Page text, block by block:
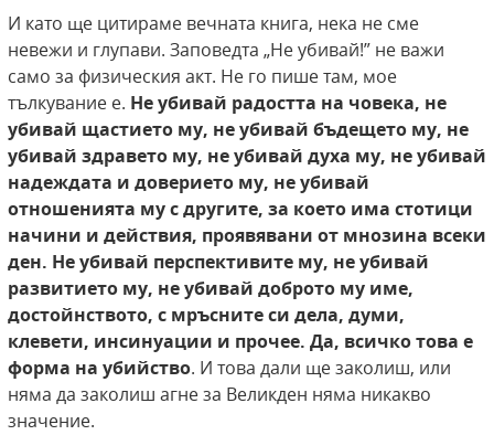
И като ще цитираме вечната книга, нека не сме
невежи и глупави. Заповедта „Не убивай!” не важи
само за физическия акт. Не го пише там, мое
тълкувание е. Не убивай радостта на човека, не
убивай щастието му, не убивай бъдещето му, не
убивай здравето му, не убивай духа му, не убивай
надеждата и доверието му, не убивай
отношенията му с другите, за което има стотици
начини и действия, проявявани от мнозина всеки
ден. Не убивай перспективите му, не убивай
развитието му, не убивай доброто му име,
достойнството, с мръсните си дела, думи,
клевети, инсинуации и прочее. Да, всичко това е
форма на убийство. И това дали ще заколиш, или
няма да заколиш агне за Великден няма никакво
значение.